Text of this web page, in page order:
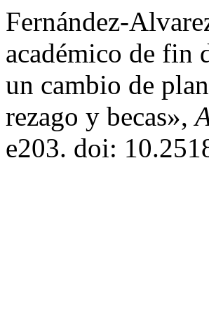
Fernández-
académico de fin
un cambio de
rezago y becas»,
e203. doi: